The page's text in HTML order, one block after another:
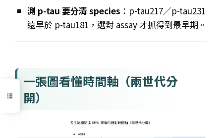
測 p-tau 要分清 species ：p-tau217／p-tau231
遠早於 p-tau181，選對 assay 才抓得到最早期。
一張圖看懂時間軸（兩世代分
開）